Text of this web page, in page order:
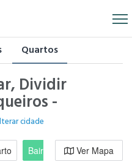
Quartos
Dividir
-
cidade
Bairro / RegiãoVer Mapa